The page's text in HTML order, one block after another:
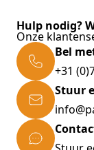
Hulp nodig?
Onze
Bel
+31
Stuur